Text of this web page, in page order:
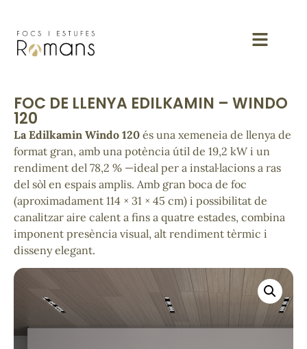
FOC DE LLENYA EDILKAMIN – WINDO
120
La Edilkamin Windo 120 és una xemeneia de llenya de
format gran, amb una potència útil de 19,2 kW i un
rendiment del 78,2 % —ideal per a instal·lacions a ras
del sòl en espais amplis. Amb gran boca de foc
(aproximadament 114 × 31 × 45 cm) i possibilitat de
canalitzar aire calent a fins a quatre estades, combina
imponent presència visual, alt rendiment tèrmic i
disseny elegant.